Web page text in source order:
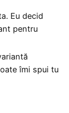
Eu decid
pentru
îmi spui tu